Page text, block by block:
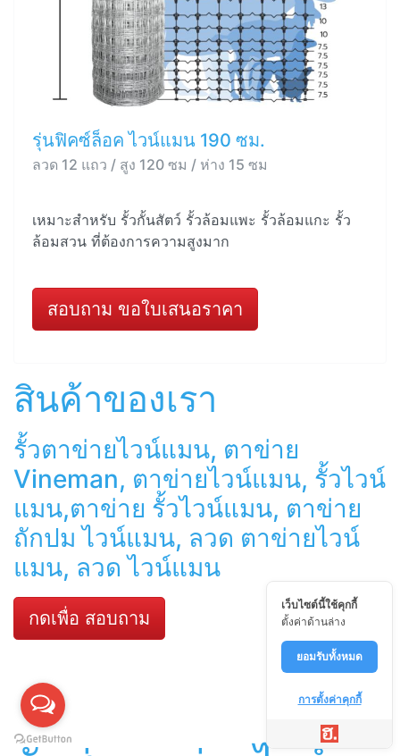
รุ่นฟิคซ์ล็อค ไวน์แมน 190 ซม.
ลวด 12 แถว / สูง 120 ซม / ห่าง 15 ซม
เหมาะสำหรับ รั้วกั้นสัตว์ รั้วล้อมแพะ รั้วล้อมแกะ รั้ว
ล้อมสวน ที่ต้องการความสูงมาก
สอบถาม ขอใบเสนอราคา
สินค้าของเรา
รั้วตาข่ายไวน์แมน, ตาข่าย
Vineman, ตาข่ายไวน์แมน, รั้วไวน์
แมน,ตาข่าย รั้วไวน์แมน, ตาข่าย
ถักปม ไวน์แมน, ลวด ตาข่ายไวน์
แมน, ลวด ไวน์แมน
กดเพื่อ สอบถาม
เว็บไซต์นี้ใช้คุกกี้
ตั้งค่าด้านล่าง
ยอมรับทั้งหมด
การตั้งค่าคุกกี้